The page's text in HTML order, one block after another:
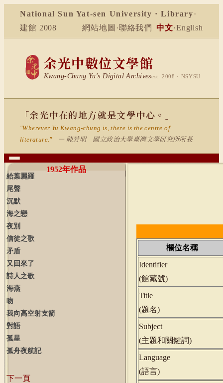
National Sun Yat-sen University · Library ·
建館 2008
網站地圖 ·聯絡我們 中文·English
余光中數位文學館
Kwang-Chung Yu's Digital Archivesest. 2008 · NSYSU
「余光中在的地方就是文學中心。」
"Wherever Yu Kwang-chung is, there is the centre of
literature."
— 陳芳明 國立政治大學臺灣文學研究所所長
1952年作品
給葉麗羅
尾聲
沉默
海之戀
夜別
信徒之歌
矛盾
又回來了
詩人之歌
海燕
吻
我向高空射支箭
對語
孤星
孤舟夜航記
下一頁
欄位名稱
Identifier
(館藏號)
Title
(題名)
Subject
(主題和關鍵詞)
Language
(語言)